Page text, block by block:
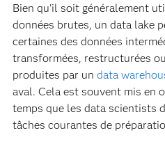
Bien qu'il soit généralement
données brutes, un data lake
certaines des données
transformées, restructurées
produites par un data
aval. Cela est souvent mis en
temps que les data scientists
tâches courantes de